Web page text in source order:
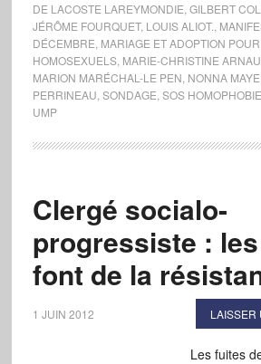
DE LACOSTE LAREYMONDIE GILBERT
JÉRÔME FOURQUET, LOUIS ALIOT.
DÉCEMBRE MARIAGE ET ADOPTION
HOMOSEXUELS, MARIE-CHRISTINE
MARION MARÉCHAL-LE PEN NONNA
PERRINEAU SONDAGE SOS HOMOPHOBIE
UMP
Clergé socialo-
progressiste :
font de la
1 JUIN 2012 LAISSER
Les fuites